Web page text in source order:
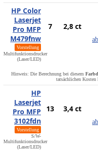
HP Color
Laserjet
Pro MFP
M479fnw
Vorstellung
Multifunktionsdrucker
(Laser/LED)
7 2,8 ct
ab
Hinweis: Die Berechnung bei diesem
tatsächlichen Kosten
HP
Laserjet
Pro MFP
3102fdn
Vorstellung
S/W-
Multifunktionsdrucker
(Laser/LED)
13 3,4 ct
ab